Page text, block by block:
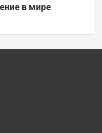
в мире